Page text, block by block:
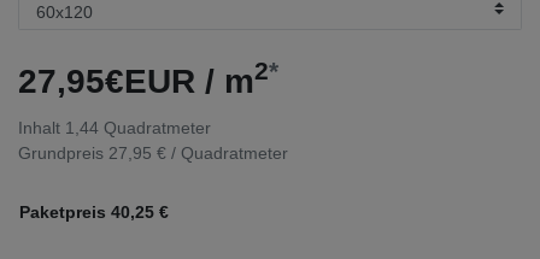
27,95€EUR / m2*
Inhalt 1,44 Quadratmeter
Grundpreis 27,95 € / Quadratmeter
Paketpreis 40,25 €